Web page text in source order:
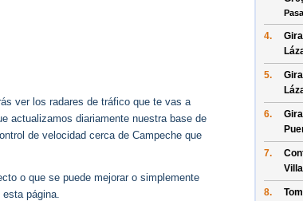
ver los radares de tráfico que te vas a
actualizamos diariamente nuestra base de
de velocidad cerca de Campeche que
o que se puede mejorar o simplemente
página.
4.
5.
6.
7.
8.